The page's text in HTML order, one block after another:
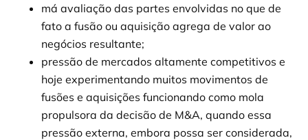
má avaliação das partes envolvidas no que de
fato a fusão ou aquisição agrega de valor ao
negócios resultante;
pressão de mercados altamente competitivos e
hoje experimentando muitos movimentos de
fusões e aquisições funcionando como mola
propulsora da decisão de M&A, quando essa
pressão externa, embora possa ser considerada,